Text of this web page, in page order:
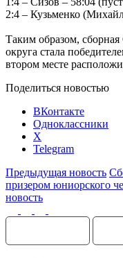
2:4 – Кузьменко
Таким образом,
округа стала
втором месте
Поделиться новостью
ВКонтакте
Одноклассники
X
Telegram
Предыдущая новость
призером юниорского
новость